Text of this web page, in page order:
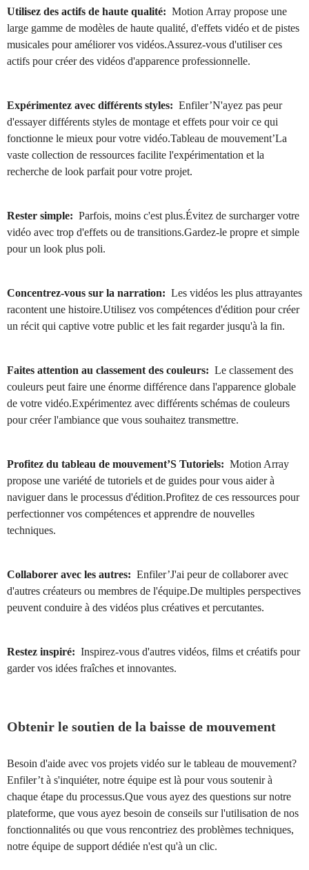
Utilisez des actifs de haute qualité: Motion Array propose une
large gamme de modèles de haute qualité, d'effets vidéo et de pistes
musicales pour améliorer vos vidéos.Assurez-vous d'utiliser ces
actifs pour créer des vidéos d'apparence professionnelle.
Expérimentez avec différents styles: Enfiler’N'ayez pas peur
d'essayer différents styles de montage et effets pour voir ce qui
fonctionne le mieux pour votre vidéo.Tableau de mouvement’La
vaste collection de ressources facilite l'expérimentation et la
recherche de look parfait pour votre projet.
Rester simple: Parfois, moins c'est plus.Évitez de surcharger votre
vidéo avec trop d'effets ou de transitions.Gardez-le propre et simple
pour un look plus poli.
Concentrez-vous sur la narration: Les vidéos les plus attrayantes
racontent une histoire.Utilisez vos compétences d'édition pour créer
un récit qui captive votre public et les fait regarder jusqu'à la fin.
Faites attention au classement des couleurs: Le classement des
couleurs peut faire une énorme différence dans l'apparence globale
de votre vidéo.Expérimentez avec différents schémas de couleurs
pour créer l'ambiance que vous souhaitez transmettre.
Profitez du tableau de mouvement’S Tutoriels: Motion Array
propose une variété de tutoriels et de guides pour vous aider à
naviguer dans le processus d'édition.Profitez de ces ressources pour
perfectionner vos compétences et apprendre de nouvelles
techniques.
Collaborer avec les autres: Enfiler’J'ai peur de collaborer avec
d'autres créateurs ou membres de l'équipe.De multiples perspectives
peuvent conduire à des vidéos plus créatives et percutantes.
Restez inspiré: Inspirez-vous d'autres vidéos, films et créatifs pour
garder vos idées fraîches et innovantes.
Obtenir le soutien de la baisse de mouvement
Besoin d'aide avec vos projets vidéo sur le tableau de mouvement?
Enfiler’t à s'inquiéter, notre équipe est là pour vous soutenir à
chaque étape du processus.Que vous ayez des questions sur notre
plateforme, que vous ayez besoin de conseils sur l'utilisation de nos
fonctionnalités ou que vous rencontriez des problèmes techniques,
notre équipe de support dédiée n'est qu'à un clic.